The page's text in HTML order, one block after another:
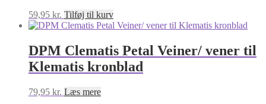
59,95 kr. Tilføj til kurv
DPM Clematis Petal Veiner/ vener til
Klematis kronblad
79,95 kr. Læs mere